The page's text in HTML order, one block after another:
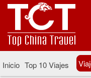
Inicio Top 10 Viajes